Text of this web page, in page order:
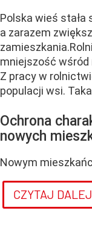
Polska wieś stała
a zarazem
mniejszość
Z pracy w
populacji wsi.
Ochrona
nowych
Nowym
CZYTAJ DALEJ